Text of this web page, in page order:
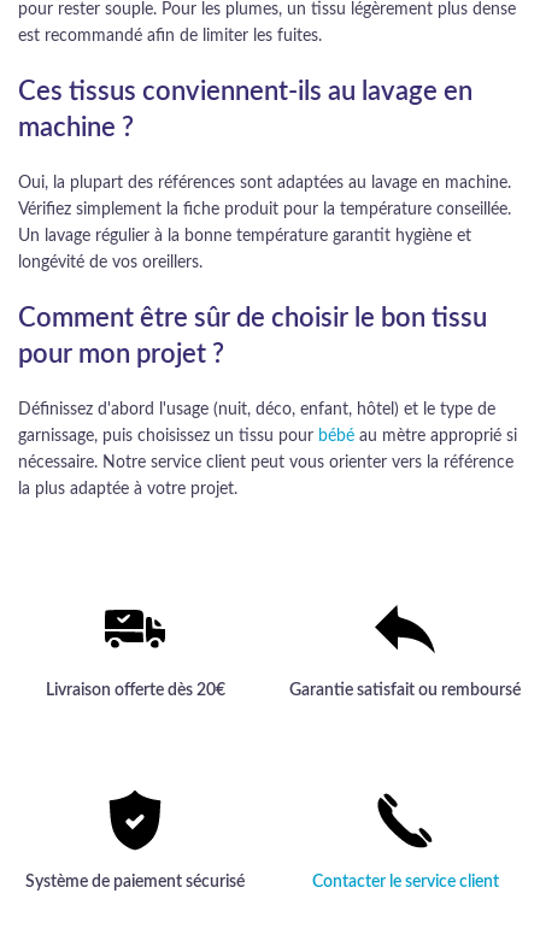
pour rester souple. Pour les plumes, un tissu légèrement plus dense
est recommandé afin de limiter les fuites.
Ces tissus conviennent-ils au lavage en
machine ?
Oui, la plupart des références sont adaptées au lavage en machine.
Vérifiez simplement la fiche produit pour la température conseillée.
Un lavage régulier à la bonne température garantit hygiène et
longévité de vos oreillers.
Comment être sûr de choisir le bon tissu
pour mon projet ?
Définissez d'abord l'usage (nuit, déco, enfant, hôtel) et le type de
garnissage, puis choisissez un tissu pour bébé au mètre approprié si
nécessaire. Notre service client peut vous orienter vers la référence
la plus adaptée à votre projet.
Livraison offerte dès 20€ Garantie satisfait ou remboursé
Système de paiement sécurisé Contacter le service client